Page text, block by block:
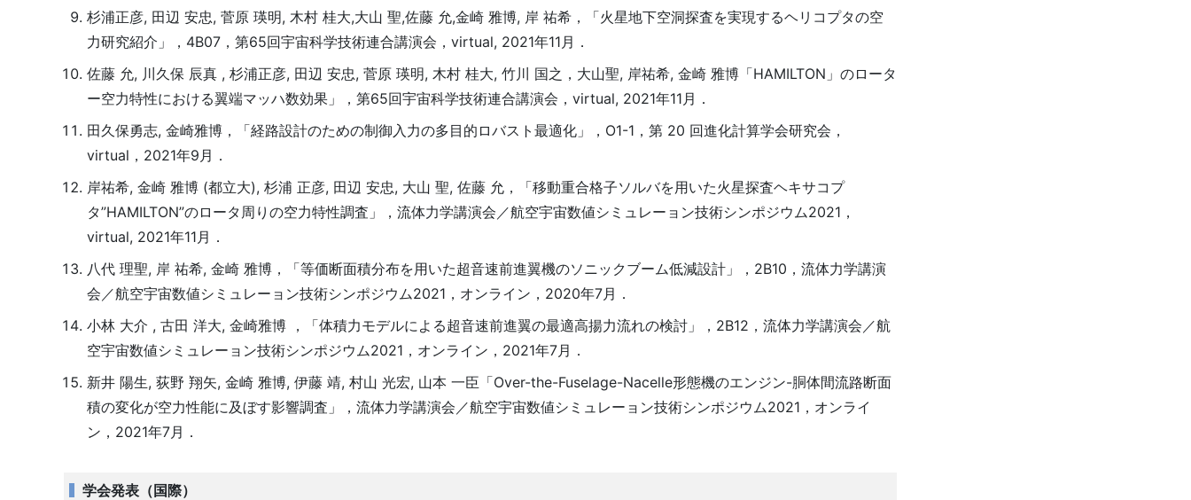
杉浦正彦, 田辺 安忠, 菅原 瑛明, 木村 桂大,大山 聖,佐藤 允,金崎 雅博, 岸 祐希，「火星地下空洞探査を実現するヘリコプタの空
力研究紹介」，4B07，第65回宇宙科学技術連合講演会，virtual, 2021年11月．
佐藤 允, 川久保 辰真 , 杉浦正彦, 田辺 安忠, 菅原 瑛明, 木村 桂大, 竹川 国之，大山聖, 岸祐希, 金崎 雅博「HAMILTON」のロータ
ー空力特性における翼端マッハ数効果」，第65回宇宙科学技術連合講演会，virtual, 2021年11月．
田久保勇志, 金崎雅博，「経路設計のための制御入力の多目的ロバスト最適化」，O1-1，第 20 回進化計算学会研究会，
virtual，2021年9月．
岸祐希, 金崎 雅博 (都立大), 杉浦 正彦, 田辺 安忠, 大山 聖, 佐藤 允，「移動重合格子ソルバを用いた火星探査ヘキサコプ
タ”HAMILTON”のロータ周りの空力特性調査」，流体力学講演会／航空宇宙数値シミュレーョン技術シンポジウム2021，
virtual, 2021年11月．
八代 理聖, 岸 祐希, 金崎 雅博，「等価断面積分布を用いた超音速前進翼機のソニックブーム低減設計」，2B10，流体力学講演
会／航空宇宙数値シミュレーョン技術シンポジウム2021，オンライン，2020年7月．
小林 大介 , 古田 洋大, 金崎雅博 ，「体積力モデルによる超音速前進翼の最適高揚力流れの検討」，2B12，流体力学講演会／航
空宇宙数値シミュレーョン技術シンポジウム2021，オンライン，2021年7月．
新井 陽生, 荻野 翔矢, 金崎 雅博, 伊藤 靖, 村山 光宏, 山本 一臣「Over-the-Fuselage-Nacelle形態機のエンジン-胴体間流路断面
積の変化が空力性能に及ぼす影響調査」，流体力学講演会／航空宇宙数値シミュレーョン技術シンポジウム2021，オンライ
ン，2021年7月．
学会発表（国際）